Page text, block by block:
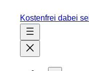
Kostenfrei dabei